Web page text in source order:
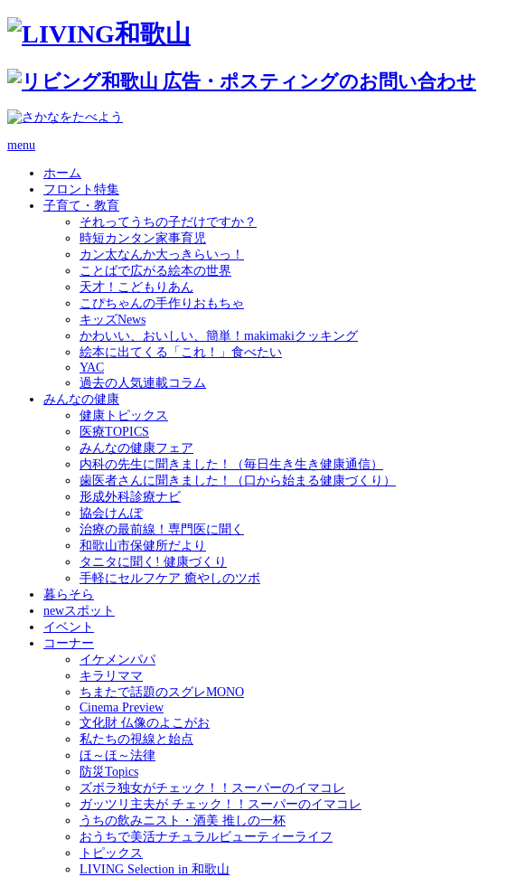
menu
ホーム
フロント特集
子育て・教育
それってうちの子だけですか？
時短カンタン家事育児
カン太なんか大っきらいっ！
ことばで広がる絵本の世界
天才！こどもりあん
こぴちゃんの手作りおもちゃ
キッズNews
かわいい、おいしい、簡単！makimakiクッキング
絵本に出てくる「これ！」食べたい
YAC
過去の人気連載コラム
みんなの健康
健康トピックス
医療TOPICS
みんなの健康フェア
内科の先生に聞きました！（毎日生き生き健康通信）
歯医者さんに聞きました！（口から始まる健康づくり）
形成外科診療ナビ
協会けんぽ
治療の最前線！専門医に聞く
和歌山市保健所だより
タニタに聞く! 健康づくり
手軽にセルフケア 癒やしのツボ
暮らそら
newスポット
イベント
コーナー
イケメンパパ
キラリママ
ちまたで話題のスグレMONO
Cinema Preview
文化財 仏像のよこがお
私たちの視線と始点
ほ～ほ～法律
防災Topics
ズボラ独女がチェック！！スーパーのイマコレ
ガッツリ主夫が チェック！！スーパーのイマコレ
うちの飲みニスト・酒美 推しの一杯
おうちで美活ナチュラルビューティーライフ
トピックス
LIVING Selection in 和歌山